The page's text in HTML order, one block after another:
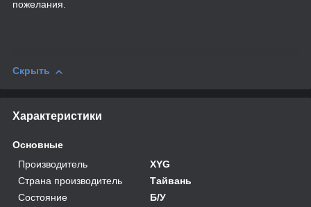
пожелания.
Скрыть
Характеристики
Основные
Производитель
XYG
Страна производитель
Тайвань
Состояние
Б/У